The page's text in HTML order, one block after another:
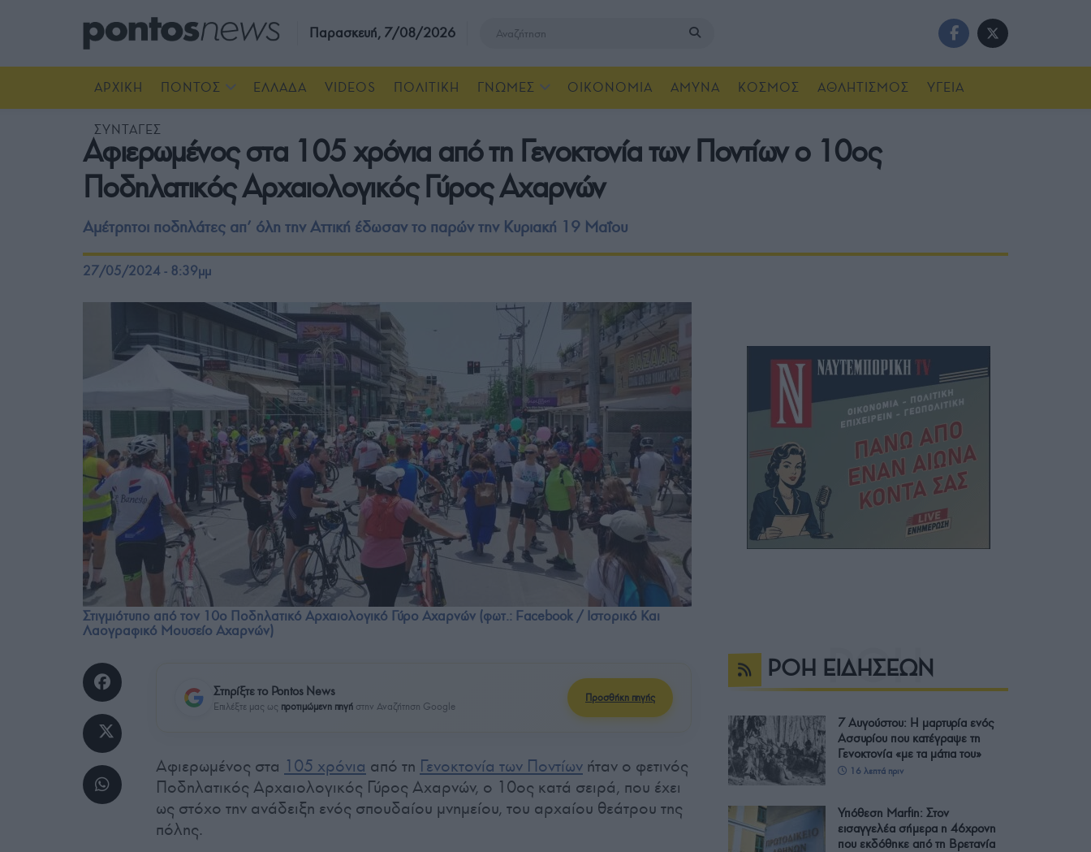
Παρασκευή, 7/08/2026
ΑΡΧΙΚΗ ΠΟΝΤΟΣ ΕΛΛΑΔΑ VIDEOS ΠΟΛΙΤΙΚΗ ΓΝΩΜΕΣ ΟΙΚΟΝΟΜΙΑ ΑΜΥΝΑ ΚΟΣΜΟΣ ΑΘΛΗΤΙΣΜΟΣ ΥΓΕΙΑ
ΣΥΝΤΑΓΕΣ
Αφιερωμένος στα 105 χρόνια από τη Γενοκτονία των Ποντίων ο 10ος
Ποδηλατικός Αρχαιολογικός Γύρος Αχαρνών
Αμέτρητοι ποδηλάτες απ’ όλη την Αττική έδωσαν το παρών την Κυριακή 19 Μαΐου
27/05/2024 - 8:39μμ
Στιγμιότυπο από τον 10ο Ποδηλατικό Αρχαιολογικό Γύρο Αχαρνών (φωτ.: Facebook / Ιστορικό Και
Λαογραφικό Μουσείο Αχαρνών)
Στηρίξτε το Pontos News
Επιλέξτε μας ως προτιμώμενη πηγή στην Αναζήτηση Google
Προσθήκη πηγής
Αφιερωμένος στα 105 χρόνια από τη Γενοκτονία των Ποντίων ήταν ο φετινός
Ποδηλατικός Αρχαιολογικός Γύρος Αχαρνών, ο 10ος κατά σειρά, που έχει
ως στόχο την ανάδειξη ενός σπουδαίου μνημείου, του αρχαίου θεάτρου της
πόλης.
ΡΟΗ ΕΙΔΗΣΕΩΝ
7 Αυγούστου: Η μαρτυρία ενός
Ασσυρίου που κατέγραψε τη
Γενοκτονία «με τα μάτια του»
16 λεπτά πριν
Υπόθεση Marfin: Στον
εισαγγελέα σήμερα η 46χρονη
που εκδόθηκε από τη Βρετανία